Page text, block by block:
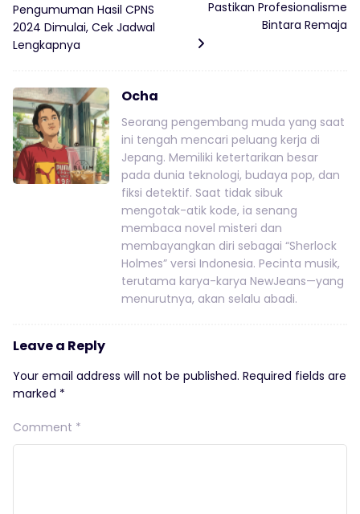
Pengumuman Hasil CPNS
2024 Dimulai, Cek Jadwal
Lengkapnya
Pastikan Profesionalisme
Bintara Remaja
Ocha
Seorang pengembang muda yang saat
ini tengah mencari peluang kerja di
Jepang. Memiliki ketertarikan besar
pada dunia teknologi, budaya pop, dan
fiksi detektif. Saat tidak sibuk
mengotak-atik kode, ia senang
membaca novel misteri dan
membayangkan diri sebagai “Sherlock
Holmes” versi Indonesia. Pecinta musik,
terutama karya-karya NewJeans—yang
menurutnya, akan selalu abadi.
Leave a Reply
Your email address will not be published. Required fields are
marked *
Comment *